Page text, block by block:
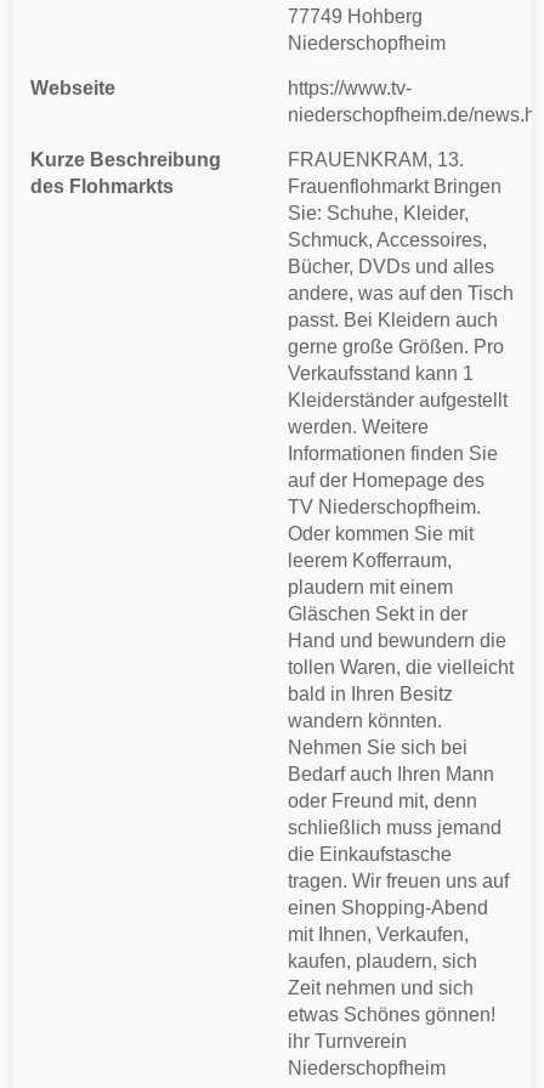
77749 Hohberg
Niederschopfheim
Webseite
https://www.tv-
niederschopfheim.de/
Kurze Beschreibung
des Flohmarkts
FRAUENKRAM, 13.
Frauenflohmarkt Bringen
Sie: Schuhe, Kleider,
Schmuck, Accessoires,
Bücher, DVDs und alles
andere, was auf den Tisch
passt. Bei Kleidern auch
gerne große Größen. Pro
Verkaufsstand kann 1
Kleiderständer aufgestellt
werden. Weitere
Informationen finden Sie
auf der Homepage des
TV Niederschopfheim.
Oder kommen Sie mit
leerem Kofferraum,
plaudern mit einem
Gläschen Sekt in der
Hand und bewundern die
tollen Waren, die vielleicht
bald in Ihren Besitz
wandern könnten.
Nehmen Sie sich bei
Bedarf auch Ihren Mann
oder Freund mit, denn
schließlich muss jemand
die Einkaufstasche
tragen. Wir freuen uns auf
einen Shopping-Abend
mit Ihnen, Verkaufen,
kaufen, plaudern, sich
Zeit nehmen und sich
etwas Schönes gönnen!
ihr Turnverein
Niederschopfheim